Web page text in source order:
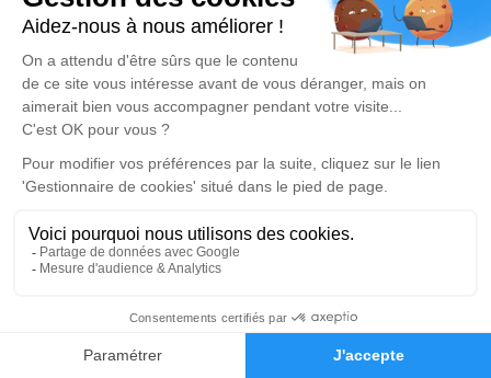
Faire-part Hommages
poèmes ou des textes. Cet endroit est un lieu
d'expression dédié à honorer la mémoire de Philippe
PERRICHON.
Un service de plantation d’arbre hommage est
disponible ici.
Je rends hommage
Cérémonie
CENTRE FUNERAIRE BOUDRIER 31 Rue Lavoisier
38300 Bourgoin Jallieu